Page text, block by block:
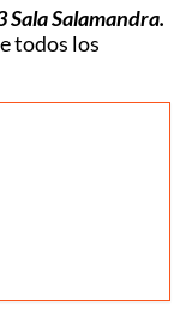
Sala Salamandra.
todos los